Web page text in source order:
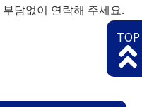
담없이 연락해 주세요.
TOP